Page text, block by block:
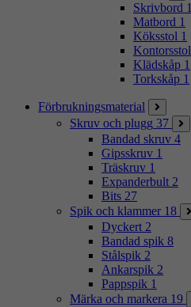
Skrivbord 1
Matbord 1
Köksstol 1
Kontorsstol
Klädskåp 1
Torkskåp 1
Förbrukningsmaterial
Skruv och plugg 37
Bandad skruv 4
Gipsskruv 1
Träskruv 1
Expanderbult 2
Bits 27
Spik och klammer 18
Dyckert 2
Bandad spik 8
Stålspik 2
Ankarspik 2
Pappspik 1
Märka och markera 19